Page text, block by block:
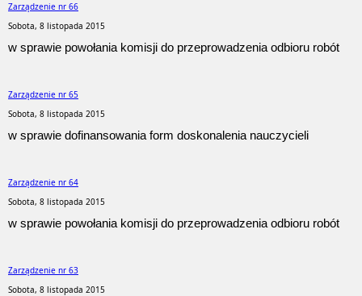
Zarządzenie nr 66
Sobota, 8 listopada 2015
w sprawie powołania komisji do przeprowadzenia odbioru robót
Zarządzenie nr 65
Sobota, 8 listopada 2015
w sprawie dofinansowania form doskonalenia nauczycieli
Zarządzenie nr 64
Sobota, 8 listopada 2015
w sprawie powołania komisji do przeprowadzenia odbioru robót
Zarządzenie nr 63
Sobota, 8 listopada 2015